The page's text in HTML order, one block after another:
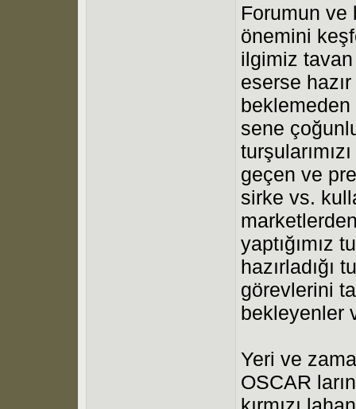
Forumun ve
önemini
ilgimiz tavan
eserse hazır
beklemeden
sene
geçen ve
sirke vs.
yaptığımız
hazırladığı
görevlerini
bekleyenler
Yeri ve
OSCAR